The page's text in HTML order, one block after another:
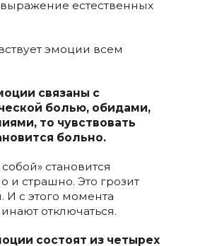
естественных
эмоции всем
связаны с
болью, обидами,
то чувствовать
больно.
становится
и страшно. Это грозит
И с этого момента
отключаться.
состоят из четырех